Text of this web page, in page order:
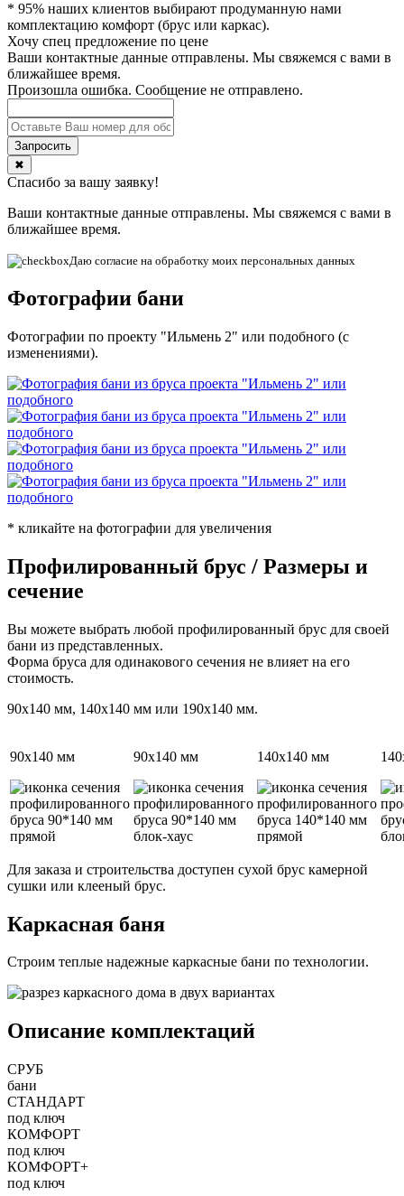
* 95% наших клиентов выбирают продуманную нами
комплектацию комфорт (брус или каркас).
Хочу спец предложение по цене
Ваши контактные данные отправлены. Мы свяжемся с вами в
ближайшее время.
Произошла ошибка. Сообщение не отправлено.
✖
Спасибо за вашу заявку!
Ваши контактные данные отправлены. Мы свяжемся с вами в
ближайшее время.
Даю согласие на обработку моих персональных данных
Фотографии бани
Фотографии по проекту "Ильмень 2" или подобного (с
изменениями).
* кликайте на фотографии для увеличения
Профилированный брус / Размеры и
сечение
Вы можете выбрать любой профилированный брус для своей
бани из представленных.
Форма бруса для одинакового сечения не влияет на его
стоимость.
90х140 мм, 140х140 мм или 190х140 мм.
90х140 мм 90х140 мм 140х140 мм
Для заказа и строительства доступен сухой брус камерной
сушки или клееный брус.
Каркасная баня
Строим теплые надежные каркасные бани по технологии.
Описание комплектаций
СРУБ
бани
CТАНДАРТ
под ключ
КОМФОРТ
под ключ
КОМФОРТ+
под ключ